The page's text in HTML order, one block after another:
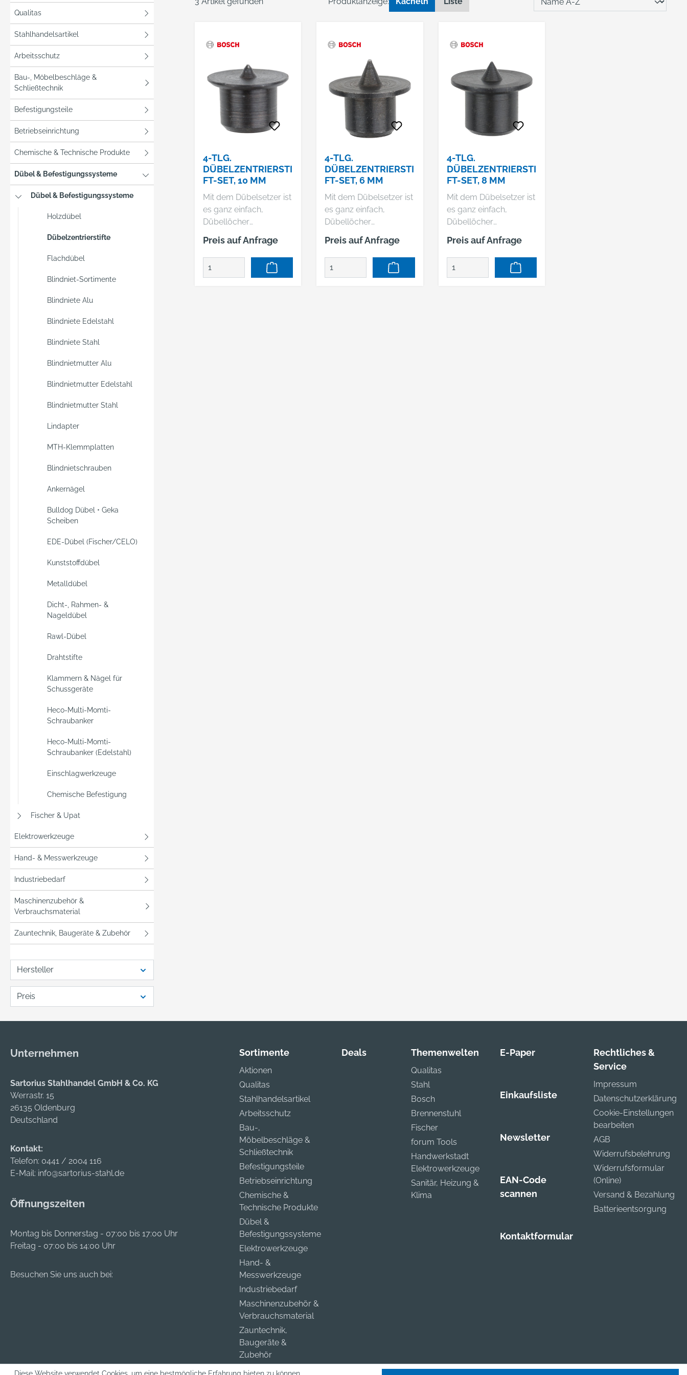
Qualitas
Stahlhandelsartikel
Arbeitsschutz
Bau-, Möbelbeschläge &
Schließtechnik
Befestigungsteile
Betriebseinrichtung
Chemische & Technische Produkte
Dübel & Befestigungssysteme
Dübel & Befestigungssysteme
Holzdübel
Dübelzentrierstifte
Flachdübel
Blindniet-Sortimente
Blindniete Alu
Blindniete Edelstahl
Blindniete Stahl
Blindnietmutter Alu
Blindnietmutter Edelstahl
Blindnietmutter Stahl
Lindapter
MTH-Klemmplatten
Blindnietschrauben
Ankernägel
Bulldog Dübel • Geka
Scheiben
EDE-Dübel (Fischer/CELO)
Kunststoffdübel
Metalldübel
Dicht-, Rahmen- &
Nageldübel
Rawl-Dübel
Drahtstifte
Klammern & Nägel für
Schussgeräte
Heco-Multi-Momti-
Schraubanker
Heco-Multi-Momti-
Schraubanker (Edelstahl)
Einschlagwerkzeuge
Chemische Befestigung
Fischer & Upat
Elektrowerkzeuge
Hand- & Messwerkzeuge
Industriebedarf
Maschinenzubehör &
Verbrauchsmaterial
Zauntechnik, Baugeräte & Zubehör
Hersteller
Preis
4-TLG.
DÜBELZENTRIERSTI
FT-SET, 10 MM
Mit dem Dübelsetzer ist
es ganz einfach,
Dübellöcher
anzufertigen. Er
ermöglicht eine
schnelle,
unkomplizierte
Preis auf Anfrage
4-TLG.
DÜBELZENTRIERSTI
FT-SET, 6 MM
Mit dem Dübelsetzer ist
es ganz einfach,
Dübellöcher
anzufertigen. Er
ermöglicht eine
schnelle,
unkomplizierte
Preis auf Anfrage
4-TLG.
DÜBELZENTRIERSTI
FT-SET, 8 MM
Mit dem Dübelsetzer ist
es ganz einfach,
Dübellöcher
anzufertigen. Er
ermöglicht eine
schnelle,
unkomplizierte
Preis auf Anfrage
Unternehmen
Sartorius Stahlhandel GmbH & Co. KG
Werrastr. 15
26135 Oldenburg
Deutschland
Kontakt:
Telefon: 0441 / 2004 116
E-Mail: info@sartorius-stahl.de
Öffnungszeiten
Montag bis Donnerstag - 07:00 bis 17:00 Uhr
Freitag - 07:00 bis 14:00 Uhr
Besuchen Sie uns auch bei:
Sortimente
Aktionen
Qualitas
Stahlhandelsartikel
Arbeitsschutz
Bau-,
Möbelbeschläge &
Schließtechnik
Befestigungsteile
Betriebseinrichtung
Chemische &
Technische Produkte
Dübel &
Befestigungssysteme
Elektrowerkzeuge
Hand- &
Messwerkzeuge
Industriebedarf
Maschinenzubehör &
Verbrauchsmaterial
Zauntechnik,
Baugeräte &
Zubehör
Deals Themenwelten
Qualitas
Stahl
Bosch
Brennenstuhl
Fischer
forum Tools
Handwerkstadt
Elektrowerkzeuge
Sanitär, Heizung &
Klima
E-Paper
Einkaufsliste
Newsletter
EAN-Code
scannen
Kontaktformular
Rechtliches &
Service
Impressum
Datenschutzerklärung
Cookie-Einstellungen
bearbeiten
AGB
Widerrufsbelehrung
Widerrufsformular
(Online)
Versand & Bezahlung
Batterieentsorgung